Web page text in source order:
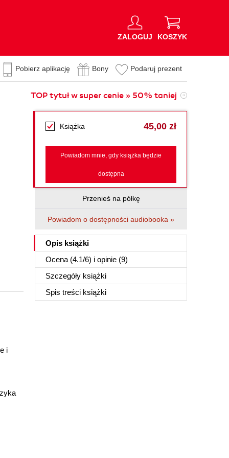
ZALOGUJ KOSZYK
Pobierz aplikację Bony Podaruj prezent
TOP tytuł w super cenie » 50% taniej
Książka 45,00 zł
Powiadom mnie, gdy książka będzie
dostępna
Przenieś na półkę
Powiadom o dostępności audiobooka »
Opis książki
Ocena (4.1/6) i opinie (9)
Szczegóły książki
Spis treści książki
i